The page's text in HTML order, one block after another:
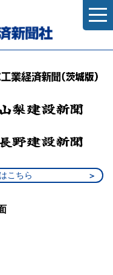
こちら